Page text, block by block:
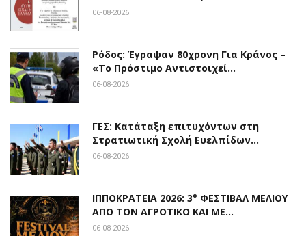
06-08-2026
Ρόδος: Έγραψαν 80χρονη Για Κράνος –
«Το Πρόστιμο Αντιστοιχεί…
06-08-2026
ΓΕΣ: Κατάταξη επιτυχόντων στη
Στρατιωτική Σχολή Ευελπίδων…
06-08-2026
ΙΠΠΟΚΡΑΤΕΙΑ 2026: 3° ΦΕΣΤΙΒΑΛ ΜΕΛΙΟΥ
ΑΠΟ ΤΟΝ ΑΓΡΟΤΙΚΟ ΚΑΙ ΜΕ…
06-08-2026